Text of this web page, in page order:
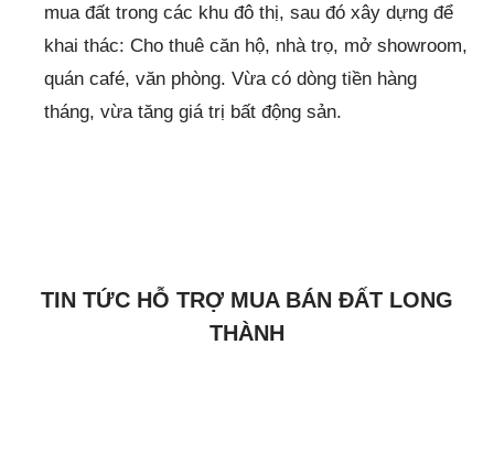
mua đất trong các khu đô thị, sau đó xây dựng để
khai thác: Cho thuê căn hộ, nhà trọ, mở showroom,
quán café, văn phòng. Vừa có dòng tiền hàng
tháng, vừa tăng giá trị bất động sản.
TIN TỨC HỖ TRỢ MUA BÁN ĐẤT LONG
THÀNH